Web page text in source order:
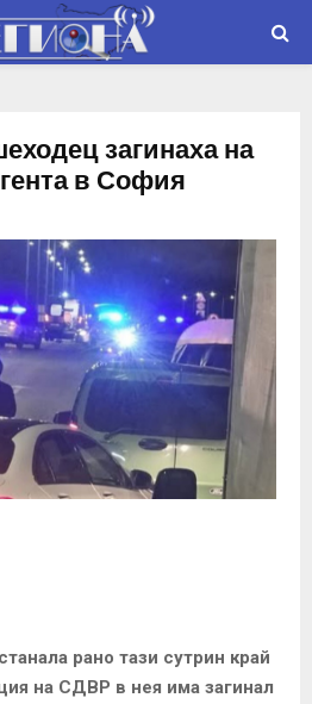
загинаха на
в София
рано тази сутрин край
на СДВР в нея има загинал